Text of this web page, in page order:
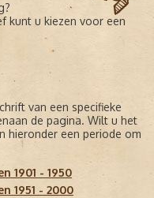
kunt u kiezen voor een
van een specifieke
de pagina. Wilt u het
hieronder een periode om
1901 - 1950
1951 - 2000